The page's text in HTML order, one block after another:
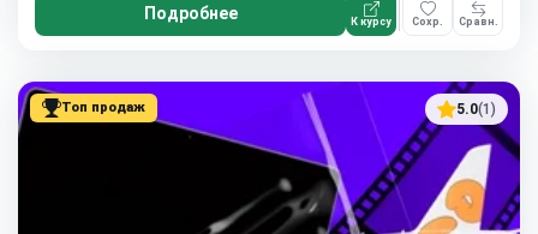
Подробнее К курсу Сохр. Сравн.
Топ продаж 5.0(1)